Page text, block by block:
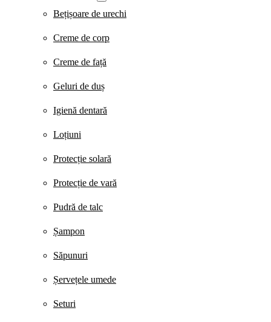
Bețișoare de urechi
Creme de corp
Creme de față
Geluri de duș
Igienă dentară
Loțiuni
Protecție solară
Protecție de vară
Pudră de talc
Șampon
Săpunuri
Șervețele umede
Seturi